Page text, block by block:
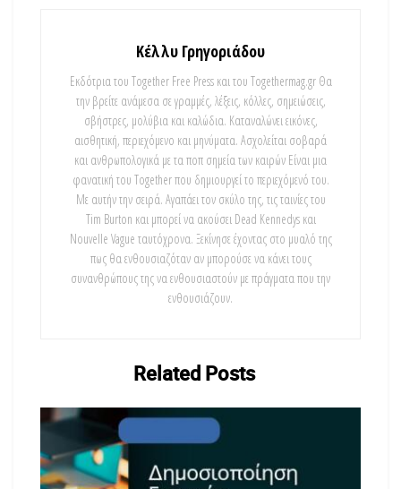
Κέλλυ Γρηγοριάδου
Εκδότρια του Together Free Press και του Togethermag.gr Θα
την βρείτε ανάμεσα σε γραμμές, λέξεις, κόλλες, σημειώσεις,
σβήστρες, μολύβια και καλώδια. Καταναλώνει εικόνες,
αισθητική, περιεχόμενο και μηνύματα. Ασχολείται σοβαρά
και ανθρωπολογικά με τα ποπ σημεία των καιρών Είναι μια
φανατική του Τοgether που δημιουργεί το περιεχόμενό του.
Με αυτήν την σειρά. Αγαπάει τον σκύλο της, τις ταινίες του
Tim Burton και μπορεί να ακούσει Dead Kennedys και
Nouvelle Vague ταυτόχρονα. Ξεκίνησε έχοντας στο μυαλό της
πως θα ενθουσιαζόταν αν μπορούσε να κάνει τους
συνανθρώπους της να ενθουσιαστούν με πράγματα που την
ενθουσιάζουν.
RelatedPosts